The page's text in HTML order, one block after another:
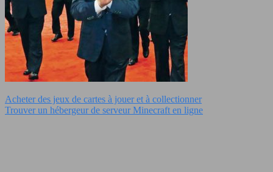
Acheter des jeux de cartes à jouer et à collectionner
Trouver un hébergeur de serveur Minecraft en ligne